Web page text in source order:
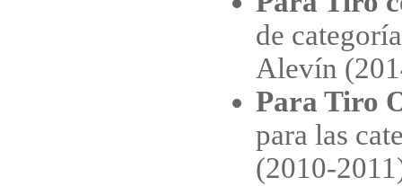
de
Alevín
Para Tiro
para las
(2010-